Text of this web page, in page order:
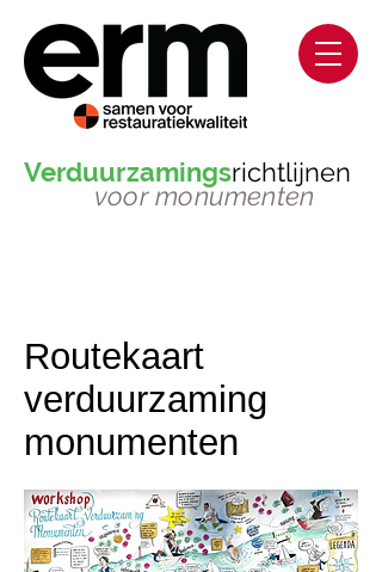
Verduurzamingsrichtlijnen
voor monumenten
Routekaart
verduurzaming
monumenten